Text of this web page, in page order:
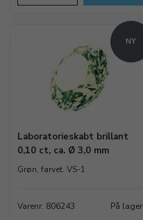
NY
Laboratorieskabt brillant
0,10 ct, ca. Ø 3,0 mm
Grøn, farvet. VS-1
Varenr. 806243 På lager